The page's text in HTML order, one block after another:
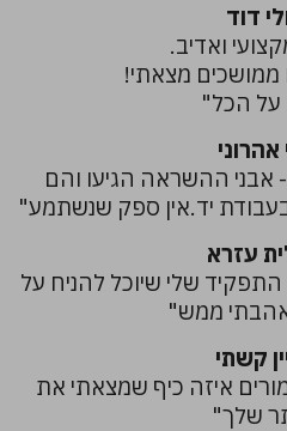
דוד
ואדיב.
ממושכים מצאתי!
על הכל"
אהרוני
אבני ההשראה הגיעו והם
יד.אין ספק שנשתמע"
עזרא
שלי שיוכל להניח על
ממש"
קשתי
איזה כיף שמצאתי את
שלך"